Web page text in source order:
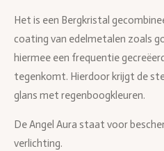
Het is een Bergkristal
coating van edelmetalen zoals
hiermee een frequentie
tegenkomt. Hierdoor krijgt de
glans met regenboogkleuren.
De Angel Aura staat voor
verlichting.